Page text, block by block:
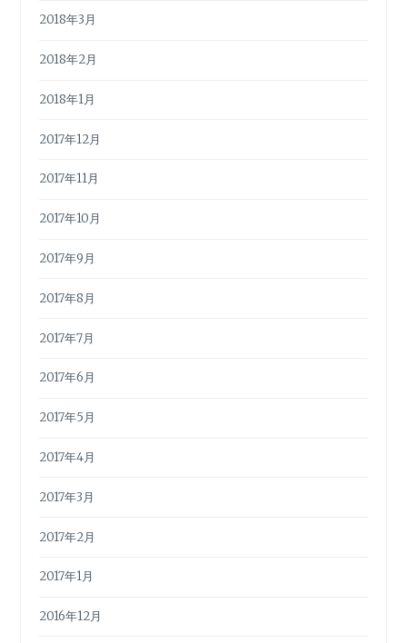
2018年3月
2018年2月
2018年1月
2017年12月
2017年11月
2017年10月
2017年9月
2017年8月
2017年7月
2017年6月
2017年5月
2017年4月
2017年3月
2017年2月
2017年1月
2016年12月